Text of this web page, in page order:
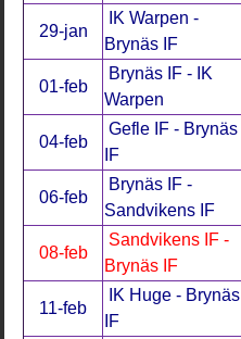
29-jan
IK Warpen -
Brynäs IF
01-feb
Brynäs IF - IK
Warpen
04-feb
Gefle IF - Brynäs
IF
06-feb
Brynäs IF -
Sandvikens IF
08-feb
Sandvikens IF -
Brynäs IF
11-feb
IK Huge - Brynäs
IF